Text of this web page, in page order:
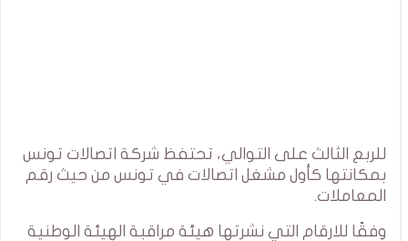
للربع الثالث على التوالي، تحتفظ شركة اتصالات تونس
بمكانتها كأول مشغل اتصالات في تونس من حيث رقم
المعاملات.
وفقًا للارقام التي نشرتها هيئة مراقبة الهيئة الوطنية